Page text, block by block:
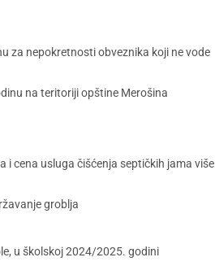
za nepokretnosti obveznika koji ne vode
na teritoriji opštine Merošina
i cena usluga čišćenja septičkih jama više
groblja
u školskoj 2024/2025. godini